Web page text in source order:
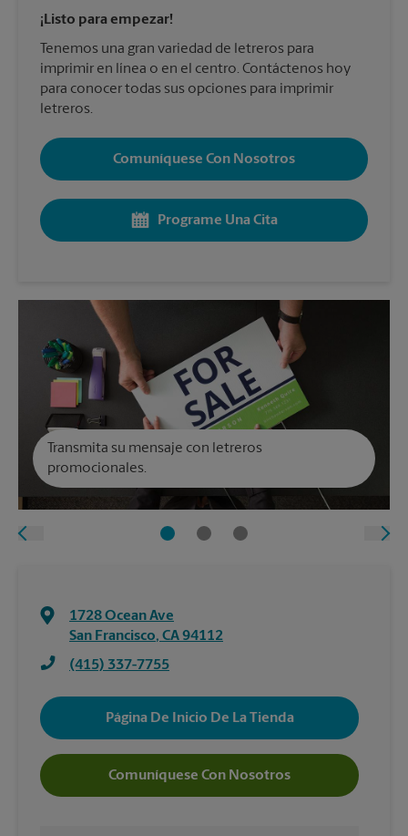
¡Listo para empezar!
Tenemos una gran variedad de letreros para
imprimir en línea o en el centro. Contáctenos hoy
para conocer todas sus opciones para imprimir
letreros.
Comuníquese Con Nosotros
Programe Una Cita
Transmita su mensaje con letreros
promocionales.
1728 Ocean Ave
San Francisco, CA94112
(415) 337-7755
Página De Inicio De La Tienda
Comuníquese Con Nosotros